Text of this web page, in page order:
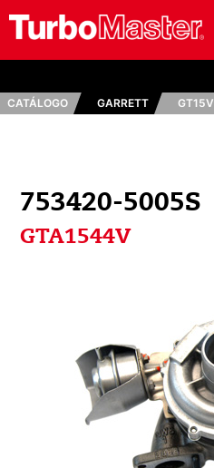
CATÁLOGO GARRETT GT15V
753420-5005S
GTA1544V